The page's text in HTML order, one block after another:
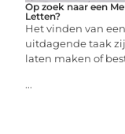
Op zoek naar een
Letten?
Het vinden van
uitdagende taak
laten maken of
...